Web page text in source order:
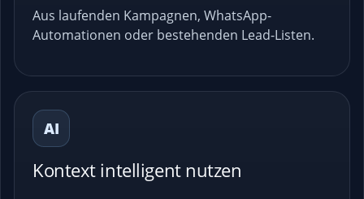
Aus laufenden Kampagnen, WhatsApp-
Automationen oder bestehenden Lead-Listen.
AI
Kontext intelligent nutzen